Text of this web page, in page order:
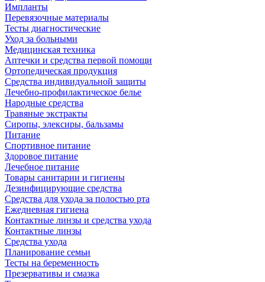
Импланты
Перевязочные материалы
Тесты диагностические
Уход за больными
Медицинская техника
Аптечки и средства первой помощи
Ортопедическая продукция
Средства индивидуальной защиты
Лечебно-профилактическое белье
Народные средства
Травяные экстракты
Сиропы, элексиры, бальзамы
Питание
Спортивное питание
Здоровое питание
Лечебное питание
Товары санитарии и гигиены
Дезинфицирующие средства
Средства для ухода за полостью рта
Ежедневная гигиена
Контактные линзы и средства ухода
Контактные линзы
Средства ухода
Планирование семьи
Тесты на беременность
Презервативы и смазка